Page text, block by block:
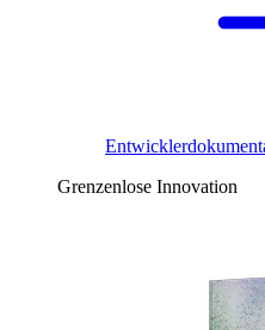
Grenzenlose Innovation